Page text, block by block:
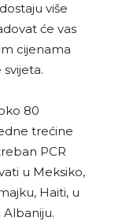
više
će vas
cijenama
80
trećine
PCR
u Meksiko,
Haiti, u
Albaniju.